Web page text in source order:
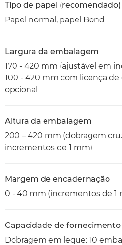
Tipo de papel (recomendado)
Papel normal, papel Bond
Largura da embalagem
170 - 420 mm (ajustável em
100 - 420 mm com licença
opcional
Altura da embalagem
200 – 420 mm (dobragem
incrementos de 1 mm)
Margem de encadernação
0 - 40 mm (incrementos de 1
Capacidade de fornecimento
Dobragem em leque: 10